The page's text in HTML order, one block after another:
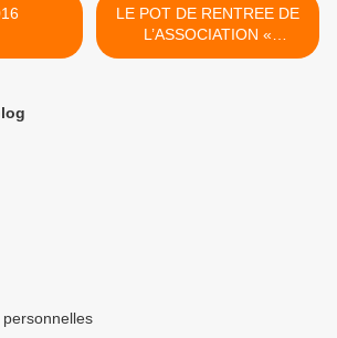
LE POT DE RENTREE DE
L’ASSOCIATION «
BETHUNE ACCUEIL » >